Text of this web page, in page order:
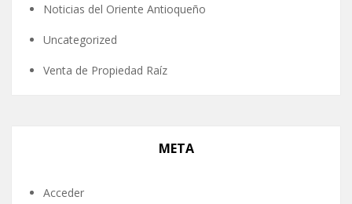
Noticias del Oriente Antioqueño
Uncategorized
Venta de Propiedad Raíz
META
Acceder